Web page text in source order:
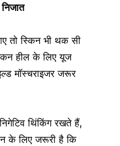
तो स्किन भी थक सी
हील के लिए यूज
मॉस्चराइजर जरूर
थिंकिंग रखते हैं,
के लिए जरूरी है कि